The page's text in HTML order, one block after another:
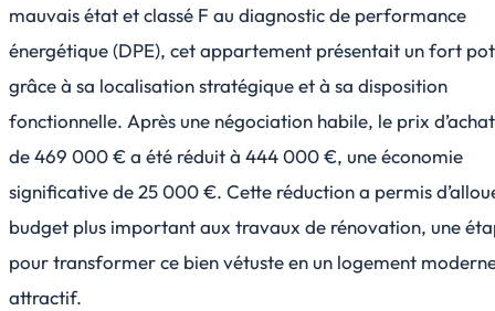
mauvais état et classé F au diagnostic de performance
énergétique (DPE), cet appartement présentait un fort
grâce à sa localisation stratégique et à sa disposition
fonctionnelle. Après une négociation habile, le prix
de 469 000 € a été réduit à 444 000 €, une économie
significative de 25 000 €. Cette réduction a permis
budget plus important aux travaux de rénovation, une
pour transformer ce bien vétuste en un logement
attractif.